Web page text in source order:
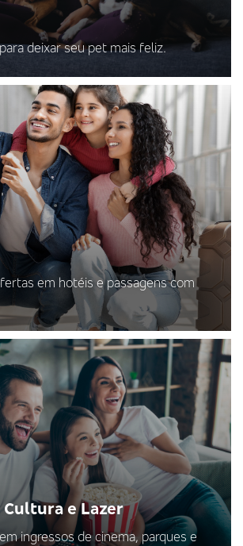
deixar seu pet mais feliz.
em hotéis e passagens com
Cultura e Lazer
ingressos de cinema, parques e